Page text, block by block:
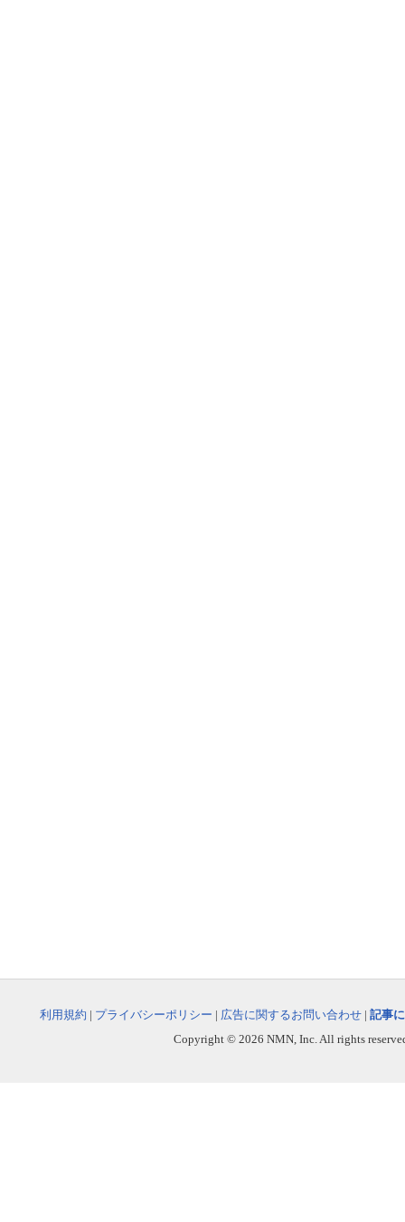
利用規約 | プライバシーポリシー | 広告に関するお問い合わせ | 記事
Copyright © 2026 NMN, Inc. All rights